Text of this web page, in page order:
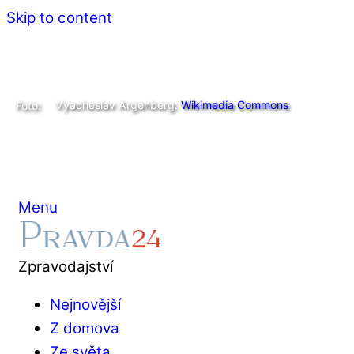
Skip to content
Menu
Zpravodajství
Nejnovější
Z domova
Vyacheslav Argenberg:Wikimedia Commons
Foto: